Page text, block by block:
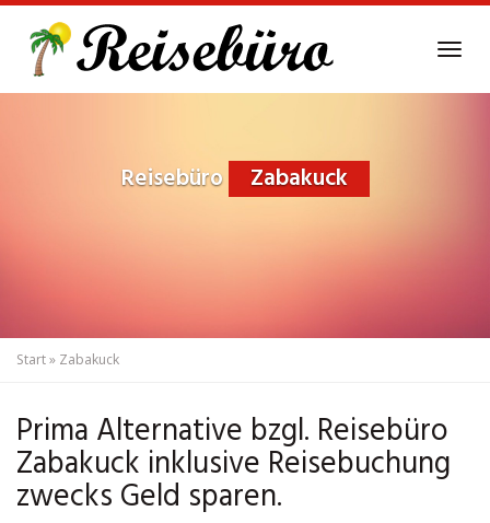
main
Reisebüro Zabakuck
Start» Zabakuck
Prima Alternative bzgl. Reisebüro
Zabakuck inklusive Reisebuchung
zwecks Geld sparen.